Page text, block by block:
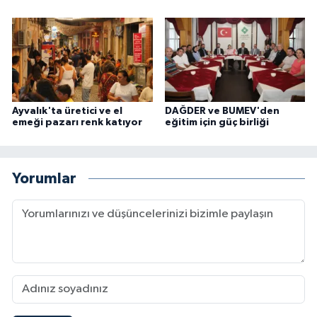
Ayvalık'ta üretici ve el
emeği pazarı renk katıyor
DAĞDER ve BUMEV'den
eğitim için güç birliği
Yorumlar